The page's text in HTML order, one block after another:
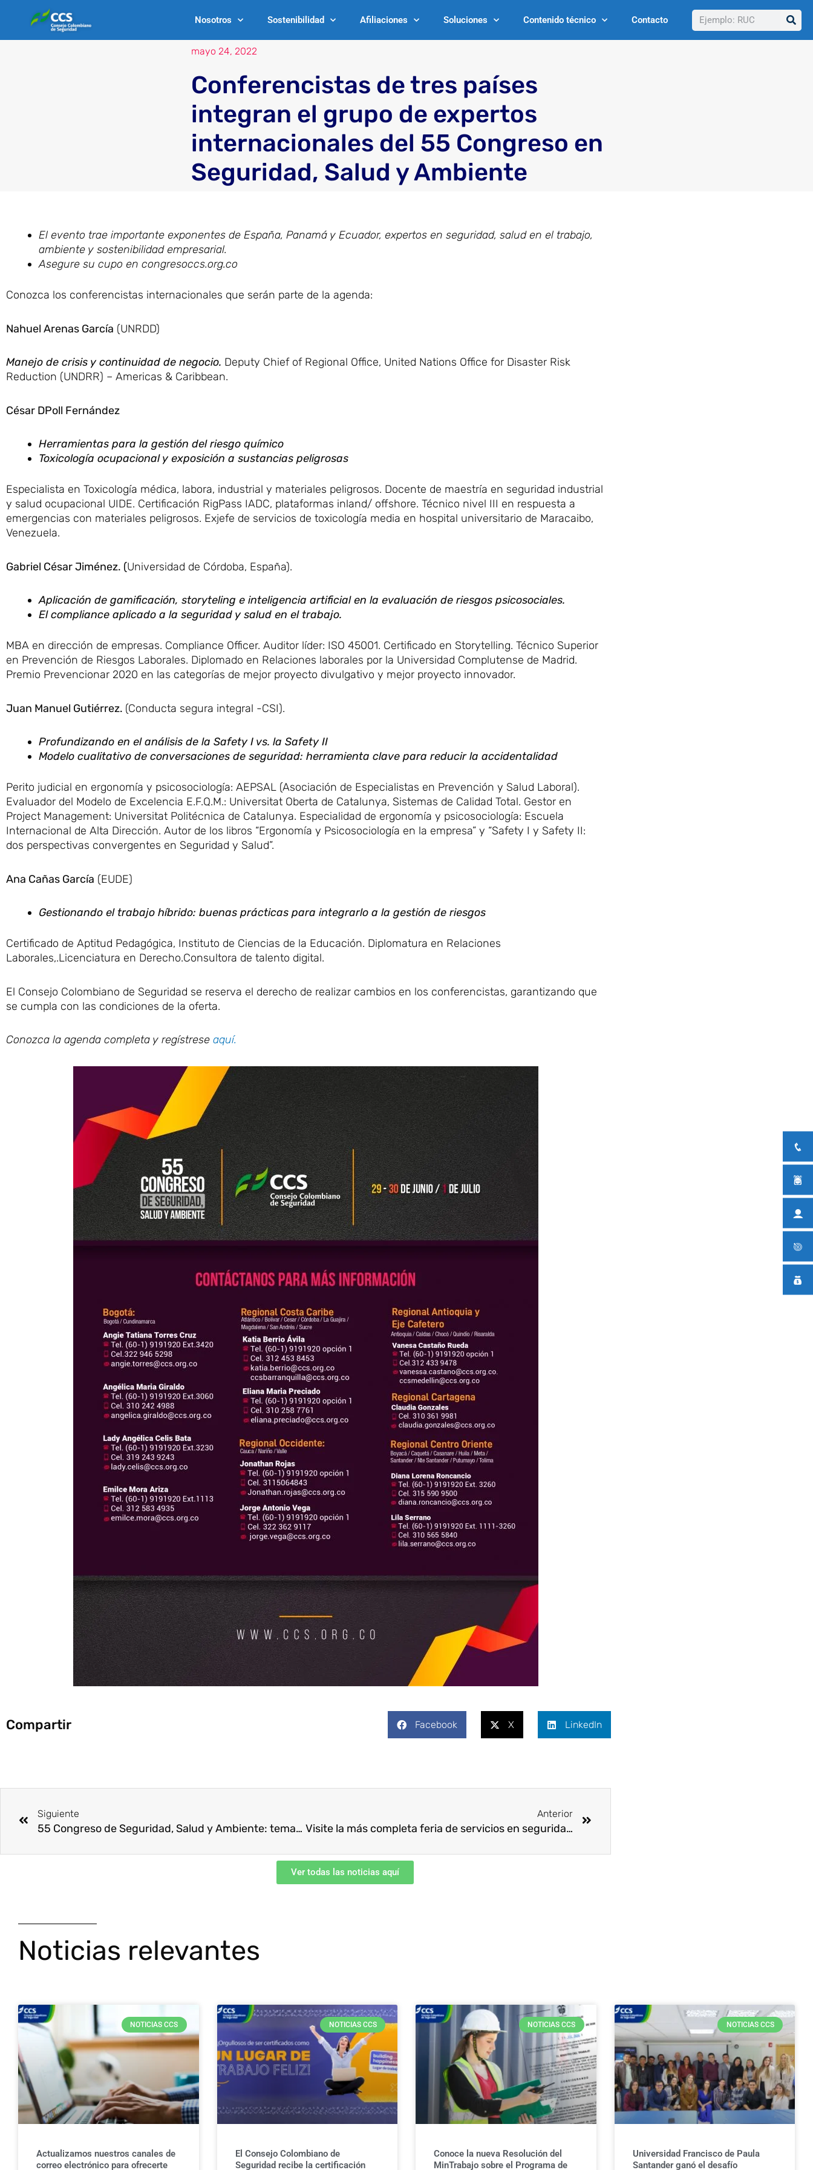
Nosotros Sostenibilidad Afiliaciones Soluciones Contenido técnico Contacto Buscar
mayo 24, 2022
Conferencistas de tres países
integran el grupo de expertos
internacionales del 55 Congreso en
Seguridad, Salud y Ambiente
El evento trae importante exponentes de España, Panamá y Ecuador, expertos en seguridad, salud en el trabajo,
ambiente y sostenibilidad empresarial.
Asegure su cupo en congresoccs.org.co
Conozca los conferencistas internacionales que serán parte de la agenda:
Nahuel Arenas García (UNRDD)
Manejo de crisis y continuidad de negocio. Deputy Chief of Regional Office, United Nations Office for Disaster Risk
Reduction (UNDRR) – Americas & Caribbean.
César DPoll Fernández
Herramientas para la gestión del riesgo químico
Toxicología ocupacional y exposición a sustancias peligrosas
Especialista en Toxicología médica, labora, industrial y materiales peligrosos. Docente de maestría en seguridad industrial
y salud ocupacional UIDE. Certificación RigPass IADC, plataformas inland/ offshore. Técnico nivel III en respuesta a
emergencias con materiales peligrosos. Exjefe de servicios de toxicología media en hospital universitario de Maracaibo,
Venezuela.
Gabriel César Jiménez. (Universidad de Córdoba, España).
Aplicación de gamificación, storyteling e inteligencia artificial en la evaluación de riesgos psicosociales.
El compliance aplicado a la seguridad y salud en el trabajo.
MBA en dirección de empresas. Compliance Officer. Auditor líder: ISO 45001. Certificado en Storytelling. Técnico Superior
en Prevención de Riesgos Laborales. Diplomado en Relaciones laborales por la Universidad Complutense de Madrid.
Premio Prevencionar 2020 en las categorías de mejor proyecto divulgativo y mejor proyecto innovador.
Juan Manuel Gutiérrez. (Conducta segura integral -CSI).
Profundizando en el análisis de la Safety I vs. la Safety II
Modelo cualitativo de conversaciones de seguridad: herramienta clave para reducir la accidentalidad
Perito judicial en ergonomía y psicosociología: AEPSAL (Asociación de Especialistas en Prevención y Salud Laboral).
Evaluador del Modelo de Excelencia E.F.Q.M.: Universitat Oberta de Catalunya, Sistemas de Calidad Total. Gestor en
Project Management: Universitat Politécnica de Catalunya. Especialidad de ergonomía y psicosociología: Escuela
Internacional de Alta Dirección. Autor de los libros “Ergonomía y Psicosociología en la empresa” y “Safety I y Safety II:
dos perspectivas convergentes en Seguridad y Salud”.
Ana Cañas García (EUDE)
Gestionando el trabajo híbrido: buenas prácticas para integrarlo a la gestión de riesgos
Certificado de Aptitud Pedagógica, Instituto de Ciencias de la Educación. Diplomatura en Relaciones
Laborales,.Licenciatura en Derecho.Consultora de talento digital.
El Consejo Colombiano de Seguridad se reserva el derecho de realizar cambios en los conferencistas, garantizando que
se cumpla con las condiciones de la oferta.
Conozca la agenda completa y regístrese aquí.
Compartir Facebook X LinkedIn
Siguiente
55 Congreso de Seguridad, Salud y Ambiente: temas de coyuntura, nuevas tendencias y valor técnico
Anterior
Visite la más completa feria de servicios en seguridad industrial
Ver todas las noticias aquí
Noticias relevantes
NOTICIAS CCS
Actualizamos nuestros canales de
correo electrónico para ofrecerte
NOTICIAS CCS
El Consejo Colombiano de
Seguridad recibe la certificación
NOTICIAS CCS
Conoce la nueva Resolución del
MinTrabajo sobre el Programa de
NOTICIAS CCS
Universidad Francisco de Paula
Santander ganó el desafío